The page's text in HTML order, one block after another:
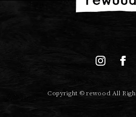
Copyright © rewood All